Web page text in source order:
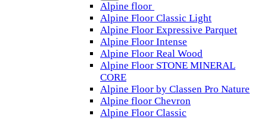
Alpine floor
Alpine Floor Classic Light
Alpine Floor Expressive Parquet
Alpine Floor Intense
Alpine Floor Real Wood
Alpine Floor STONE MINERAL
CORE
Alpine Floor by Classen Pro Nature
Alpine floor Chevron
Alpine Floor Classic